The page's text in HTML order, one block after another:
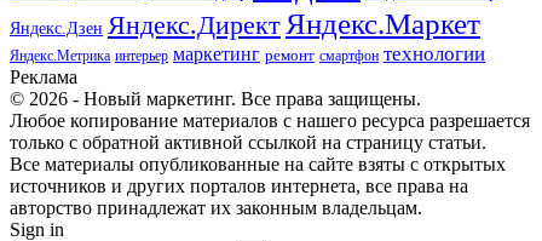
Яндекс.Дзен Яндекс.ДиректЯндекс.Маркет
Яндекс.Метрика интерьер маркетинг ремонт смартфон технологии
Реклама
© 2026 - Новый маркетинг. Все права защищены.
Любое копирование материалов с нашего ресурса разрешается
только с обратной активной ссылкой на страницу статьи.
Все материалы опубликованные на сайте взяты с открытых
источников и других порталов интернета, все права на
авторство принадлежат их законным владельцам.
Sign in